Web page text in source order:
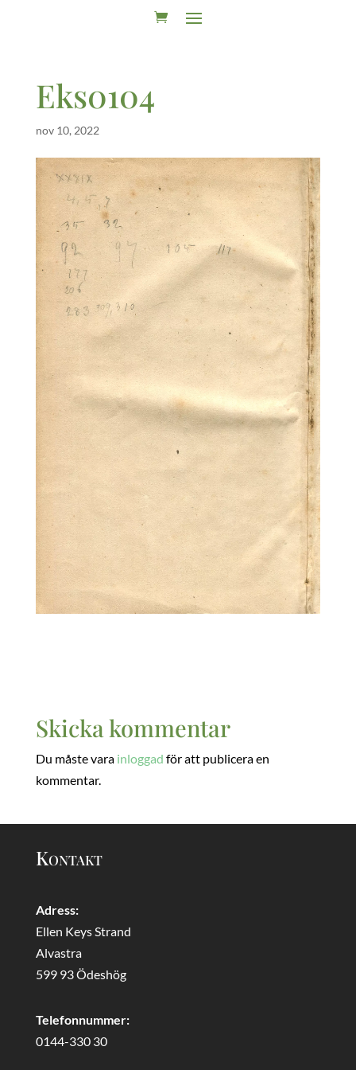
Eks0104
nov 10, 2022
Skicka kommentar
Du måste vara inloggad för att publicera en
kommentar.
Kontakt
Adress:
Ellen Keys Strand
Alvastra
599 93 Ödeshög
Telefonnummer:
0144-330 30